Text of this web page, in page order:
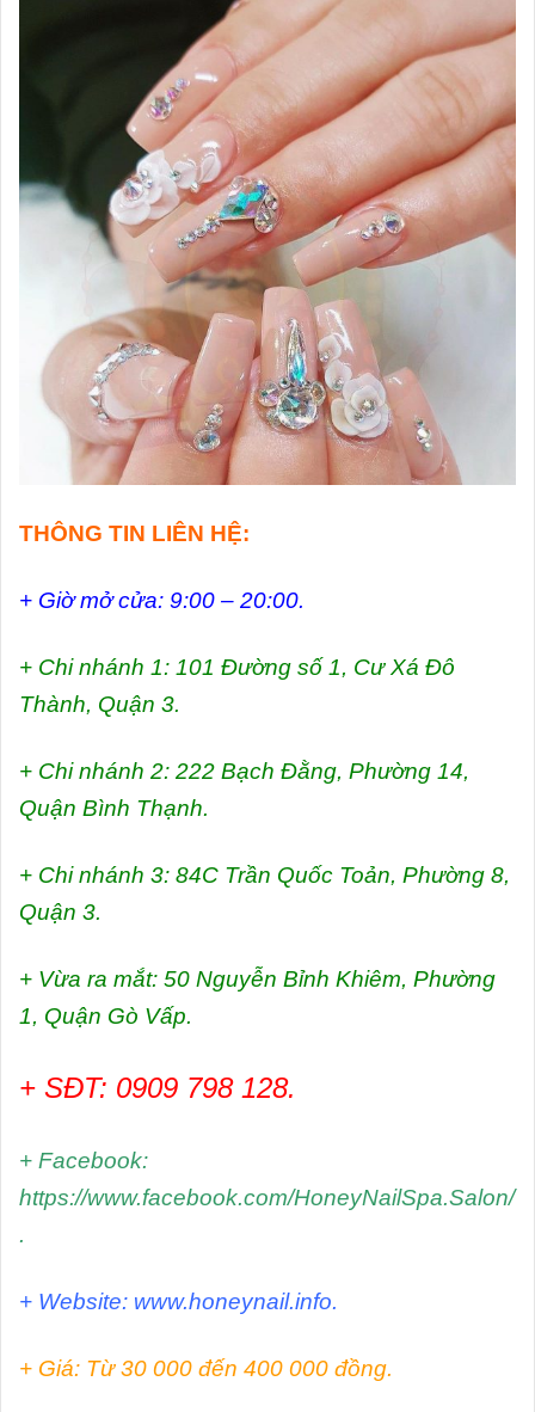
THÔNG TIN LIÊN HỆ:
+ Giờ mở cửa: 9:00 – 20:00.
+ Chi nhánh 1: 101 Đường số 1, Cư Xá Đô
Thành, Quận 3.
+ Chi nhánh 2: 222 Bạch Đằng, Phường 14,
Quận Bình Thạnh.
+ Chi nhánh 3: 84C Trần Quốc Toản, Phường 8,
Quận 3.
+ Vừa ra mắt: 50 Nguyễn Bỉnh Khiêm, Phường
1, Quận Gò Vấp.
+ SĐT: 0909 798 128.
+ Facebook:
https://www.facebook.com/HoneyNailSpa.Salon/
.
+ Website: www.honeynail.info.
+ Giá: Từ 30 000 đến 400 000 đồng.